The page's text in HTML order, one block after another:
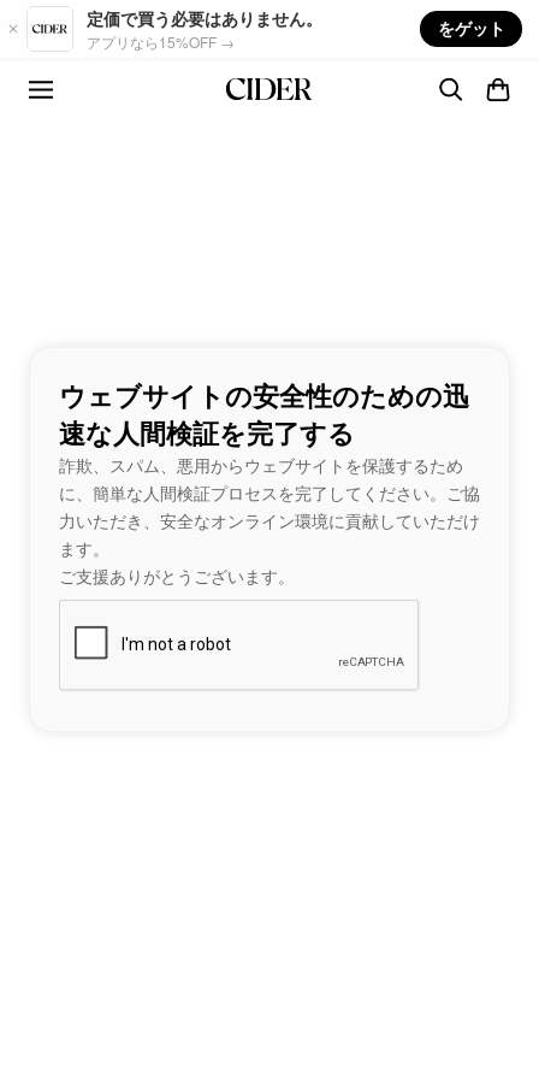
Skip to main content
定価で買う必要はありません。
アプリなら15%OFF →
をゲット
ウェブサイトの安全性のための迅
速な人間検証を完了する
詐欺、スパム、悪用からウェブサイトを保護するため
に、簡単な人間検証プロセスを完了してください。ご協
力いただき、安全なオンライン環境に貢献していただけ
ます。
ご支援ありがとうございます。